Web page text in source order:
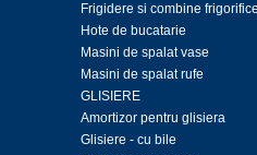
Frigidere si combine frigorifice
Hote de bucatarie
Masini de spalat vase
Masini de spalat rufe
GLISIERE
Amortizor pentru glisiera
Glisiere - cu bile